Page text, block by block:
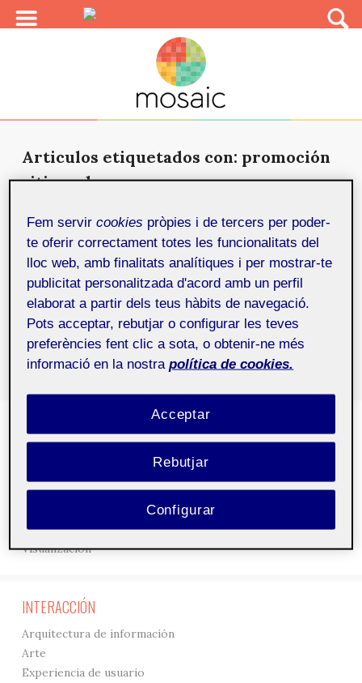
Articulos etiquetados con: promoción
sitio web
Promoción y posicionamiento de
Fotoinedita.com 7 d'octubre de 2020
El TFM ha consistido en la implementación de una
estrategia SEO para el sitio web Fotoinedita.com.
Gráficos
Tipografía
Visualización
INTERACCIÓN
Arquitectura de información
Arte
Experiencia de usuario
Fem servircookies pròpies i de tercers per poder-
te oferir correctament totes les funcionalitats del
lloc web, amb finalitats analítiques i per mostrar-te
publicitat personalitzada d'acord amb un perfil
elaborat a partir dels teus hàbits de navegació.
Pots acceptar, rebutjar o configurar les teves
preferències fent clic a sota, o obtenir-ne més
informació en la nostra política de cookies.
Rebutjar
Acceptar
Configurar